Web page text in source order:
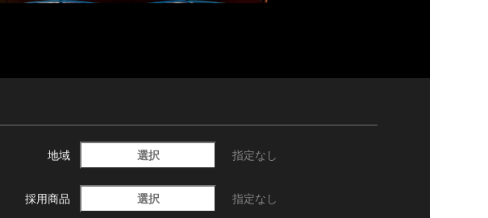
地域 選択 指定なし
採用商品 選択 指定なし